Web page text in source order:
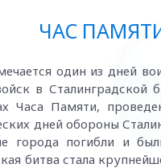
ЧАС
один из дней
в Сталинградской
Часа Памяти,
дней обороны
города погибли и
битва стала